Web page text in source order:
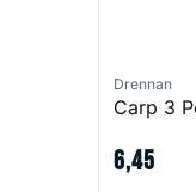
Drennan
Carp 3
6,45